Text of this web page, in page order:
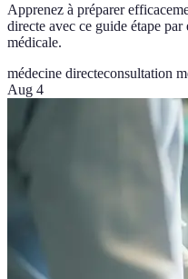
Apprenez à préparer
directe avec ce guide étape
médicale.
médecine directeconsultation
Aug 4